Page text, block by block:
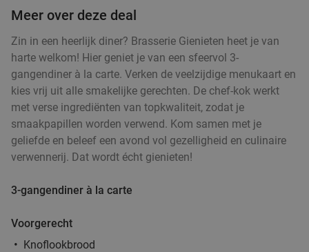
Meer over deze deal
Zin in een heerlijk diner? Brasserie Gienieten heet je van
harte welkom! Hier geniet je van een sfeervol 3-
gangendiner à la carte. Verken de veelzijdige menukaart en
kies vrij uit alle smakelijke gerechten. De chef-kok werkt
met verse ingrediënten van topkwaliteit, zodat je
smaakpapillen worden verwend. Kom samen met je
geliefde en beleef een avond vol gezelligheid en culinaire
verwennerij. Dat wordt écht gienieten!
3-gangendiner à la carte
Voorgerecht
Knoflookbrood